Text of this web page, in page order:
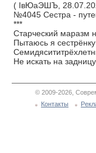
( ІвЮаЭШЪ,
№4045 Сестра -
***
Старческий маразм
Пытаюсь я сестрёнку
Не искать на
© 2009-2026,
Контакты